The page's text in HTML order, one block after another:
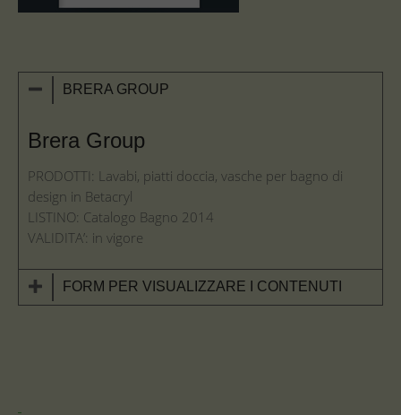
BRERA GROUP
Brera Group
PRODOTTI: Lavabi, piatti doccia, vasche per bagno di
design in Betacryl
LISTINO: Catalogo Bagno 2014
VALIDITA’: in vigore
FORM PER VISUALIZZARE I CONTENUTI